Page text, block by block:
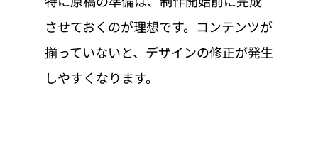
させておくのが理想です。コンテンツが
揃っていないと、デザインの修正が発生
しやすくなります。